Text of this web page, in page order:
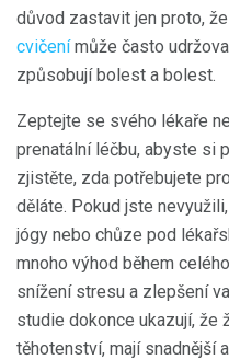
důvod zastavit jen proto,
cvičenímůže často
způsobují bolest a bolest.
Zeptejte se svého lékaře
prenatální léčbu, abyste si
zjistěte, zda potřebujete
děláte. Pokud jste
jógy nebo chůze pod
mnoho výhod během
snížení stresu a zlepšení
studie dokonce ukazují, že
těhotenství, mají snadnější